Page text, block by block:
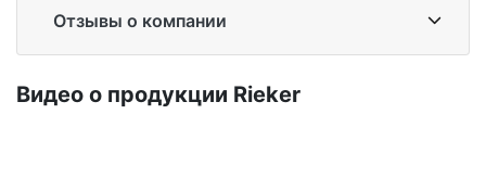
Отзывы о компании
Ви­део о про­дук­ции Ri­eker